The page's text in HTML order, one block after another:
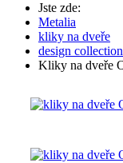
Jste zde:
Metalia
kliky na dveře
design
Kliky na dveře